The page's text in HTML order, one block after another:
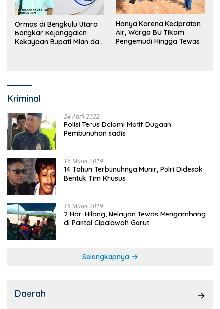
Ormas di Bengkulu Utara
Bongkar Kejanggalan
Kekayaan Bupati Mian dan
Hanya Karena Kecipratan
Air, Warga BU Tikam
Pengemudi Hingga Tewas
Kriminal
24 April 2022
Polisi Terus Dalami Motif Dugaan
Pembunuhan sadis
16 Maret 2019
14 Tahun Terbunuhnya Munir, Polri Didesak
Bentuk Tim Khusus
16 Maret 2019
2 Hari Hilang, Nelayan Tewas Mengambang
di Pantai Cipalawah Garut
Selengkapnya
Daerah